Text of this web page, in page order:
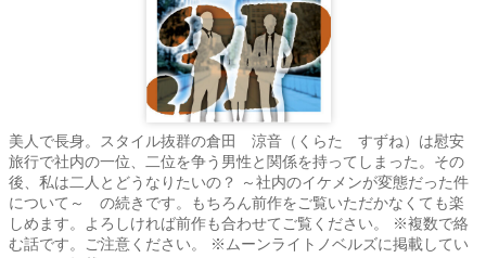
美人で長身。スタイル抜群の倉田 涼音（くらた すずね）は慰安
旅行で社内の一位、二位を争う男性と関係を持ってしまった。その
後、私は二人とどうなりたいの？ ～社内のイケメンが変態だった件
について～ の続きです。もちろん前作をご覧いただかなくても楽
しめます。よろしければ前作も合わせてご覧ください。 ※複数で絡
む話です。ご注意ください。 ※ムーンライトノベルズに掲載してい